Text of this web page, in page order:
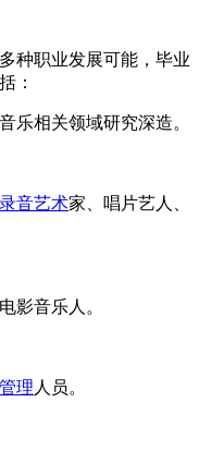
种职业发展可能，毕业
：
乐相关领域研究深造。
录音艺术家、唱片艺人、
影音乐人。
理 人员。